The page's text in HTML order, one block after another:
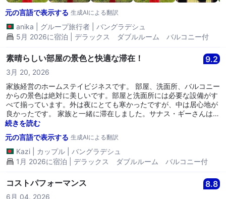
元の言語で表示する 生成AIによる翻訳
anika グループ旅行者
バングラデシュ
5月 2026に宿泊 | デラックス ダブルルーム バルコニー付
素晴らしい部屋の景色と快適な滞在！ 9.2
3月 20, 2026
家族経営のホームステイビジネスです。 部屋、洗面所、バルコニー
からの景色は絶対に美しいです。部屋と洗面所には必要な設備がす
べて揃っています。外は夜にとても寒かったですが、中は居心地が
良かったです。 家族と一緒に滞在しました。サナス・ギーさんは素
晴らしい方で、私たちの滞在をとても快適にしてくれ、最も低価格
で車を予約する手助けもしてくれました。 彼と彼の家族に健康とさ
らなる成功を願っています。
続きを読む
元の言語で表示する 生成AIによる翻訳
Kazi カップル
バングラデシュ
1月 2026に宿泊 | デラックス ダブルルーム バルコニー付
コストパフォーマンス 8.8
6月 04, 2026